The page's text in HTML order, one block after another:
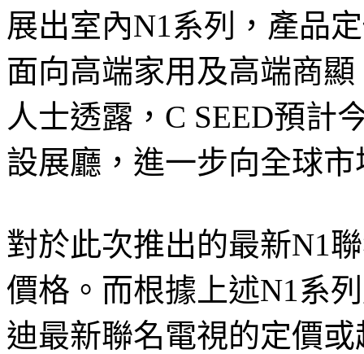
展出室內N1系列，產品
面向高端家用及高端商
人士透露，C SEED預計
設展廳，進一步向全球
對於此次推出的最新N1
價格。而根據上述N1系
迪最新聯名電視的定價